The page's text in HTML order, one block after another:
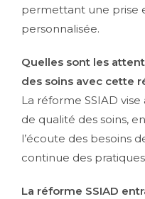
permettant une prise
personnalisée.
Quelles sont les
des soins avec cette
La réforme SSIAD
de qualité des soins,
l’écoute des besoins
continue des
La réforme SSIAD